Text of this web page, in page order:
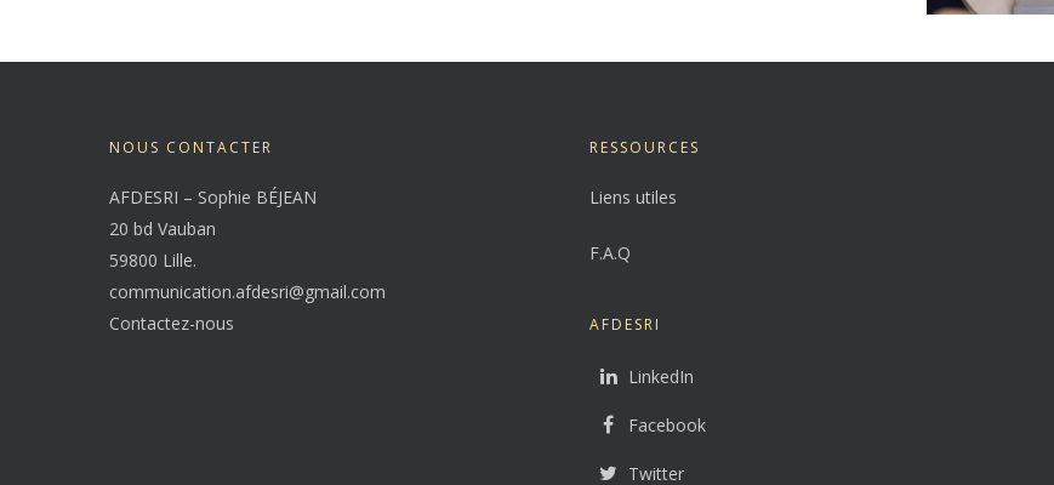
NOUS CONTACTER
AFDESRI – Sophie BÉJEAN
20 bd Vauban
59800 Lille.
communication.afdesri@gmail.com
Contactez-nous
RESSOURCES
Liens utiles
F.A.Q
AFDESRI
LinkedIn
Facebook
Twitter